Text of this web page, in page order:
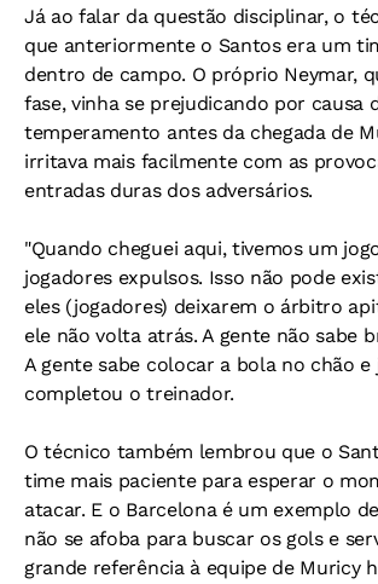
Já ao falar da questão disciplinar, o
que anteriormente o Santos era um
dentro de campo. O próprio Neymar,
fase, vinha se prejudicando por causa
temperamento antes da chegada de
irritava mais facilmente com as
entradas duras dos adversários.
"Quando cheguei aqui, tivemos um
jogadores expulsos. Isso não pode
eles (jogadores) deixarem o árbitro
ele não volta atrás. A gente não sabe
A gente sabe colocar a bola no chão e
completou o treinador.
O técnico também lembrou que o
time mais paciente para esperar o
atacar. E o Barcelona é um exemplo
não se afoba para buscar os gols e
grande referência à equipe de Muricy